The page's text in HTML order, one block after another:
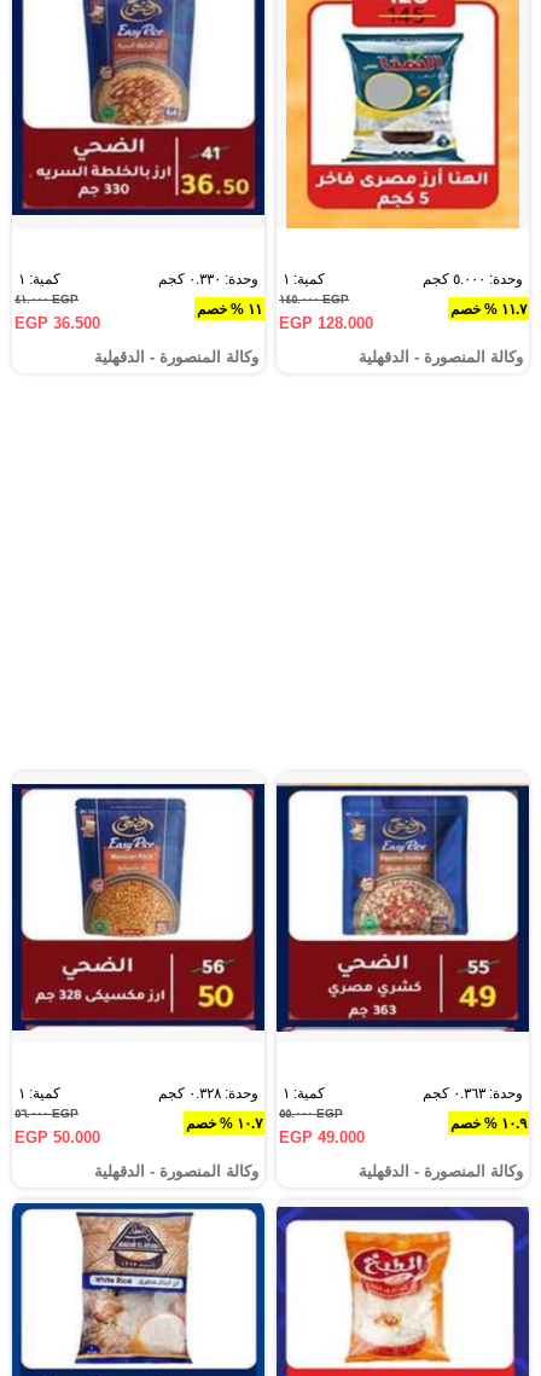
وحدة: ٥.٠٠٠ كجم
كمية: ١
١١.٧ % خصم
EGP ١٤٥.٠٠٠
EGP 128.000
وكالة المنصورة - الدقهلية‎
وحدة: ٠.٣٣٠ كجم
كمية: ١
١١ % خصم
EGP ٤١.٠٠٠
EGP 36.500
وكالة المنصورة - الدقهلية‎
وحدة: ٠.٣٦٣ كجم
كمية: ١
١٠.٩ % خصم
EGP ٥٥.٠٠٠
EGP 49.000
وكالة المنصورة - الدقهلية‎
وحدة: ٠.٣٢٨ كجم
كمية: ١
١٠.٧ % خصم
EGP ٥٦.٠٠٠
EGP 50.000
وكالة المنصورة - الدقهلية‎